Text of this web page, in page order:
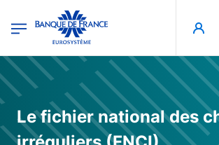
Banque de France - Menu Principal
Le fichier national des